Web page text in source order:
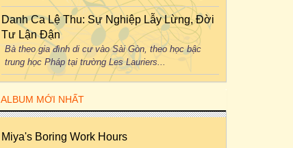
Danh Ca Lệ Thu: Sự Nghiệp Lẫy Lừng, Đời
Tư Lận Đận
Bà theo gia đình di cư vào Sài Gòn, theo học bậc
trung học Pháp tại trường Les Lauriers...
ALBUM MỚI NHẤT
Miya's Boring Work Hours